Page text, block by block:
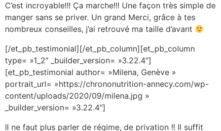
C’est incroyable!!! Ça marche!!! Une façon très simple de
manger sans se priver. Un grand Merci, grâce à tes
nombreux conseilles, j’ai retrouvé ma taille d’avant
[/et_pb_testimonial][/et_pb_column][et_pb_column
type= »1_2″ _builder_version= »3.22.4″]
[et_pb_testimonial author= »Milena, Genève »
portrait_url= »https://chrononutrition-annecy.com/wp-
content/uploads/2020/09/milena.jpg »
_builder_version= »3.22.4″]
Il ne faut plus parler de régime, de privation !! Il suffit